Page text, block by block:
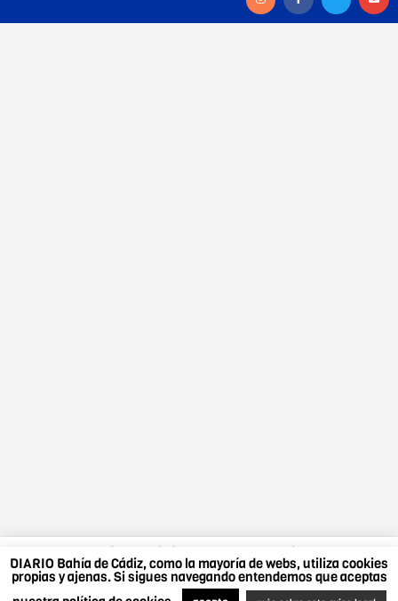
DIARIO Bahía de Cádiz, como la mayoría de webs, utiliza cookies
propias y ajenas. Si sigues navegando entendemos que aceptas
DIARIO Bahía de Cádiz, como la mayoría de webs,
utiliza cookies propias y ajenas. Si sigues navegando
entendemos que aceptas nuestra política de cookies.